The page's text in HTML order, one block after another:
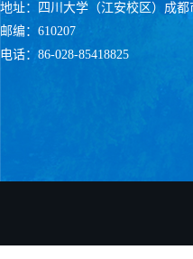
地址：四川大学（江安校区）成
邮编：610207
电话：86-028-85418825